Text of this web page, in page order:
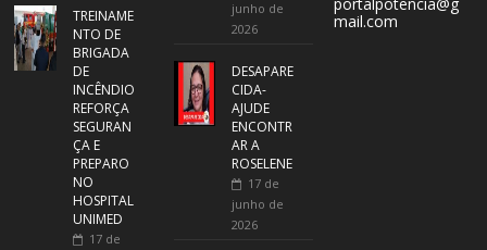
TREINAME
NTO DE
BRIGADA
DE
INCÊNDIO
REFORÇA
SEGURAN
ÇA E
PREPARO
NO
HOSPITAL
UNIMED
17 de
junho de
2026
DESAPARE
CIDA-
AJUDE
ENCONTR
AR A
ROSELENE
17 de
junho de
2026
mail.com